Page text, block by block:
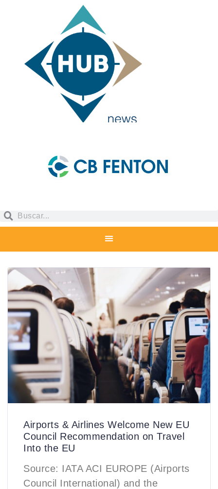
Airports & Airlines Welcome New EU
Council Recommendation on Travel
Into the EU
Source: IATA ACI EUROPE (Airports
Council International) and the